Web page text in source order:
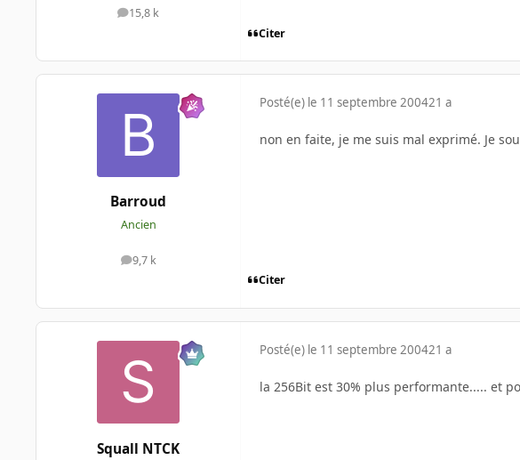
15,8 k
messages
Citer
Barroud
Ancien
9,7 k
messages
Posté(e) le 11 septembre 200421 a
non en faite, je me suis mal exprimé. Je
Citer
Squall NTCK
Posté(e) le 11 septembre 200421 a
la 256Bit est 30% plus performante..... et